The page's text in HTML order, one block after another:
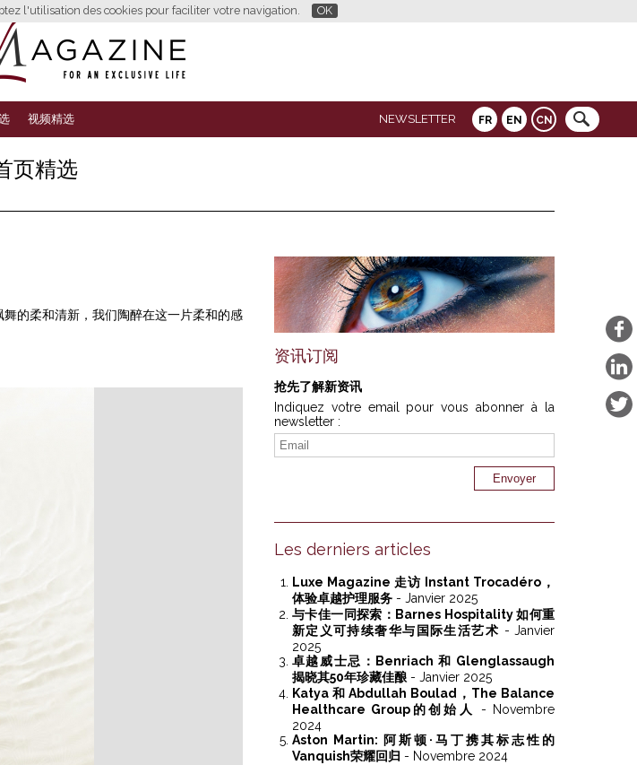
l'utilisation des cookies pour faciliter votre navigation. OK
FR EN CN
视频精选 NEWSLETTER
页精选
的柔和清新，我们陶醉在这一片柔和的感
资讯订阅
抢先了解新资讯
Indiquez votre email pour vous abonner à la
newsletter :
Les derniers articles
Luxe Magazine 走访 Instant Trocadéro，
体验卓越护理服务- Janvier 2025
与卡佳一同探索：Barnes Hospitality 如何重
新定义可持续奢华与国际生活艺术 - Janvier
2025
卓越威士忌：Benriach 和 Glenglassaugh
揭晓其50年珍藏佳酿- Janvier 2025
Katya 和 Abdullah Boulad，The Balance
Healthcare Group的创始人
- Novembre
2024
Aston Martin: 阿斯顿·马丁携其标志性的
Vanquish荣耀回归 - Novembre 2024